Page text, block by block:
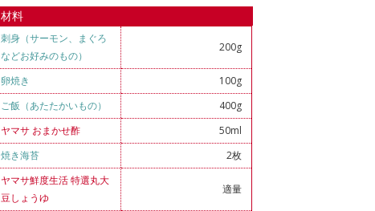
材料
刺身（サーモン、まぐろ
などお好みのもの）
200g
卵焼き
100g
ご飯（あたたかいもの）
400g
ヤマサ おまかせ酢
50ml
焼き海苔
2枚
ヤマサ鮮度生活 特選丸大
豆しょうゆ
適量